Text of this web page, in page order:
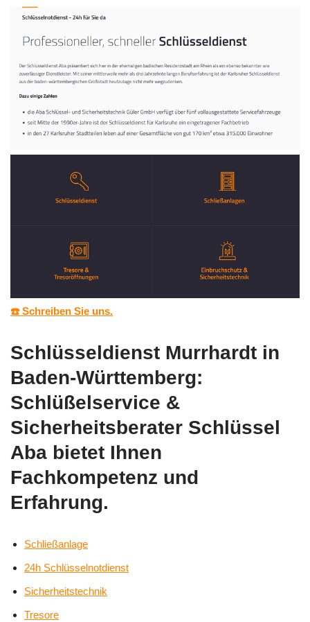
☎️ Schreiben Sie uns.
Schlüsseldienst Murrhardt in
Baden-Württemberg:
Schlüßelservice &
Sicherheitsberater Schlüssel
Aba bietet Ihnen
Fachkompetenz und
Erfahrung.
Schließanlage
24h Schlüsselnotdienst
Sicherheitstechnik
Tresore